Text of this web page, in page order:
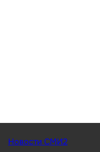
Новости СМИ2